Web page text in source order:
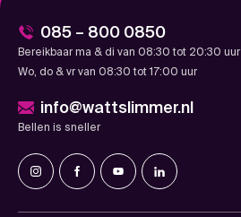
085 – 800 0850
Bereikbaar ma & di van 08:30 tot 20:30 uur
Wo, do & vr van 08:30 tot 17:00 uur
info@wattslimmer.nl
Bellen is sneller